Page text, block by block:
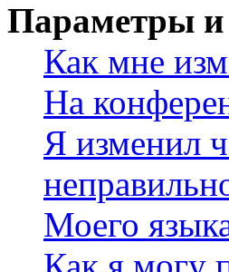
Параметры и
Как мне
На
Я изменил
Моего